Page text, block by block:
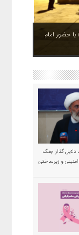
+ تصاویر
دلایل گذار جنگ
امنیتی و زیرساختی